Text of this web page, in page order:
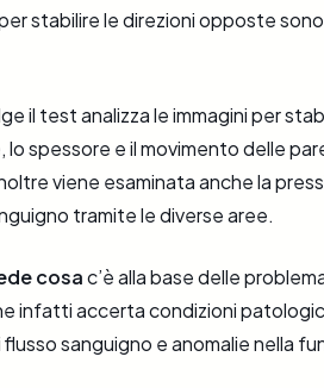
stabilire le direzioni opposte
il test analizza le immagini per
spessore e il movimento delle
viene esaminata anche la
tramite le diverse aree.
cosac’è alla base delle
infatti accerta condizioni
sanguigno e anomalie nella